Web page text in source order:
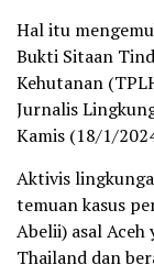
Hal itu
Bukti Sitaan
Kehutanan
Jurnalis
Kamis (18/1/
Aktivis
temuan kasus
Abelii) asal
Thailand dan